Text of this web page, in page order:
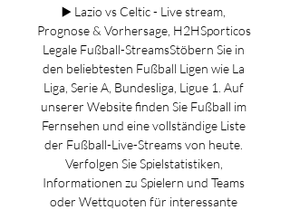
▶️ Lazio vs Celtic - Live stream,
Prognose & Vorhersage, H2HSporticos
Legale Fußball-StreamsStöbern Sie in
den beliebtesten Fußball Ligen wie La
Liga, Serie A, Bundesliga, Ligue 1. Auf
unserer Website finden Sie Fußball im
Fernsehen und eine vollständige Liste
der Fußball-Live-Streams von heute.
Verfolgen Sie Spielstatistiken,
Informationen zu Spielern und Teams
oder Wettquoten für interessante